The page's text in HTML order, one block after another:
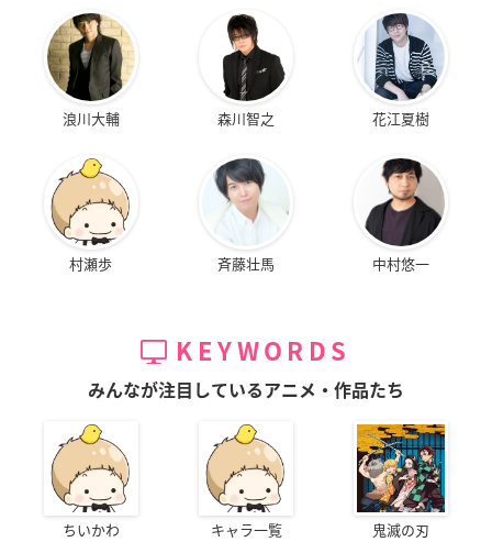
浪川大輔 森川智之 花江夏樹
村瀬歩 斉藤壮馬 中村悠一
KEYWORDS
みんなが注目しているアニメ・作品たち
ちいかわ キャラ一覧 鬼滅の刃